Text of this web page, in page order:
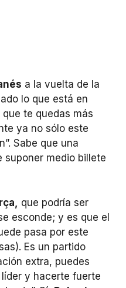
a la vuelta de la
lo que está en
te quedas más
ya no sólo este
Sabe que una
suponer medio billete
que podría ser
esconde; y es que el
pasa por este
Es un partido
extra, puedes
y hacerte fuerte